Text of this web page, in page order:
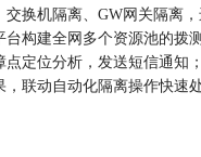
交换机隔离、GW网关隔离，
台构建全网多个资源池的拨
点定位分析，发送短信通知；
，联动自动化隔离操作快速